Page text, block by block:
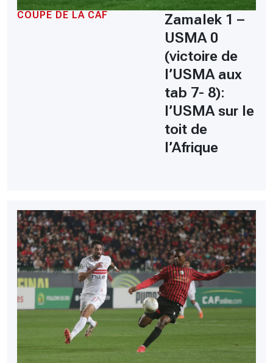
COUPE DE LA CAF
Zamalek 1 –
USMA 0
(victoire de
l’USMA aux
tab 7- 8):
l’USMA sur le
toit de
l’Afrique